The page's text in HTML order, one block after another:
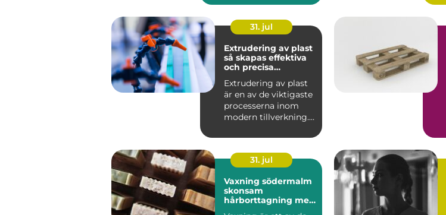
stä...
31. jul
Extrudering av plast
så skapas effektiva
och precisa
Extrudering av plast
är en av de viktigaste
processerna inom
modern tillverkning.
31. jul
Vaxning södermalm
skonsam
hårborttagning med